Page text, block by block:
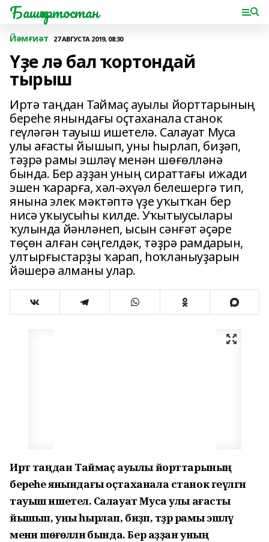
Башҡортостан
Йәмғиәт 27 АВГУСТА 2019, 08:30
Үҙе лә бал ҡортондай
тырыш
Иртә таңдан Таймаҫ ауылы йорттарының
береһе янындағы оҫтаханала станок
геүләгән тауыш ишетелә. Салауат Муса
улы ағасты йышып, уны һырлап, биҙәп,
тәҙрә рамы эшләү менән шөғөлләнә
бында. Бер аҙҙан уның сираттағы ижади
эшен ҡарарға, хәл-әхүәл белешергә тип,
янына элек мәктәптә үҙе уҡытҡан бер
нисә уҡыусыһы килде. Уҡытыусылары
ҡулында йәнләнеп, ысын сәнғәт әҫәре
төҫөн алған сәңгелдәк, тәҙрә рамдарын,
ултырғыстарҙы ҡарап, һоҡланыуҙарын
йәшерә алманы улар.
Иртә таңдан Таймаҫ ауылы йорттарының
береһе янындағы оҫтаханала станок геүләгән
тауыш ишетелә. Салауат Муса улы ағасты
йышып, уны һырлап, биҙәп, тәҙрә рамы эшләү
менән шөғөлләнә бында. Бер аҙҙан уның